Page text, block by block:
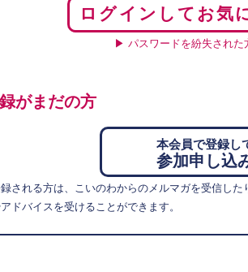
ログインしてお気
▶ パスワードを紛失された
がまだの方
本会員で登録し
参加申し込
される方は、こいのわからのメルマガを受信した
ドバイスを受けることができます。